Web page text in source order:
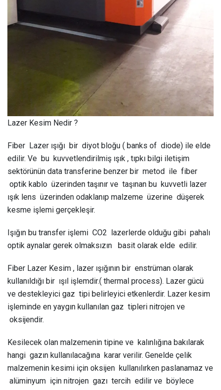
Lazer Kesim Nedir ?
Fiber Lazer ışığı bir diyot bloğu ( banks of diode) ile elde
edilir. Ve bu kuvvetlendirilmiş ışık , tıpkı bilgi iletişim
sektörünün data transferine benzer bir metod ile fiber
optik kablo üzerinden taşınır ve taşınan bu kuvvetli lazer
ışık lens üzerinden odaklanıp malzeme üzerine düşerek
kesme işlemi gerçekleşir.
Işığın bu transfer işlemi CO2 lazerlerde olduğu gibi pahalı
optik aynalar gerek olmaksızın basit olarak elde edilir.
Fiber Lazer Kesim , lazer ışığının bir enstrüman olarak
kullanıldığı bir ışıl işlemdir.( thermal process). Lazer gücü
ve destekleyici gaz tipi belirleyici etkenlerdir. Lazer kesim
işleminde en yaygın kullanılan gaz tipleri nitrojen ve
oksijendir.
Kesilecek olan malzemenin tipine ve kalınlığına bakılarak
hangi gazın kullanılacağına karar verilir. Genelde çelik
malzemenin kesimi için oksijen kullanılırken paslanamaz ve
alüminyum için nitrojen gazı tercih edilir ve böylece